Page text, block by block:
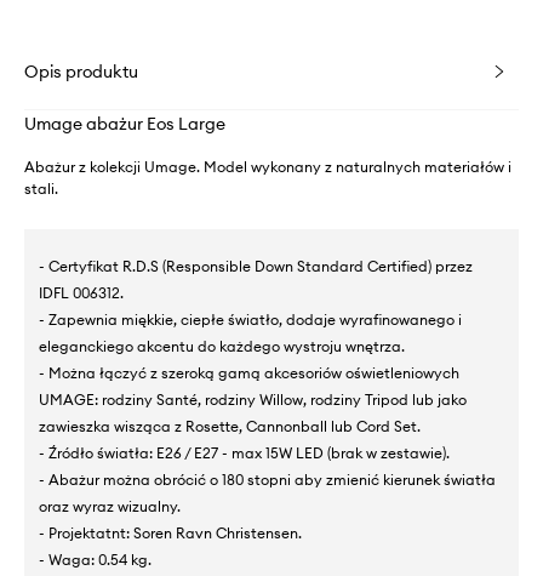
Opis produktu
Umage abażur Eos Large
Abażur z kolekcji Umage. Model wykonany z naturalnych materiałów i
stali.
- Certyfikat R.D.S (Responsible Down Standard Certified) przez
IDFL 006312.
- Zapewnia miękkie, ciepłe światło, dodaje wyrafinowanego i
eleganckiego akcentu do każdego wystroju wnętrza.
- Można łączyć z szeroką gamą akcesoriów oświetleniowych
UMAGE: rodziny Santé, rodziny Willow, rodziny Tripod lub jako
zawieszka wisząca z Rosette, Cannonball lub Cord Set.
- Źródło światła: E26 / E27 - max 15W LED (brak w zestawie).
- Abażur można obrócić o 180 stopni aby zmienić kierunek światła
oraz wyraz wizualny.
- Projektatnt: Soren Ravn Christensen.
- Waga: 0.54 kg.